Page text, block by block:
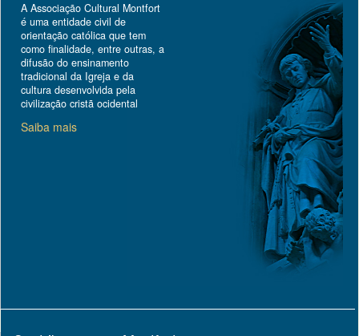
A Associação Cultural Montfort
é uma entidade civil de
orientação católica que tem
como finalidade, entre outras, a
difusão do ensinamento
tradicional da Igreja e da
cultura desenvolvida pela
civilização cristã ocidental
Saiba mais